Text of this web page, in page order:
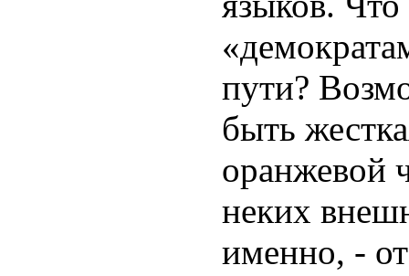
пути?
быть
оранжевой
неких
именно, -